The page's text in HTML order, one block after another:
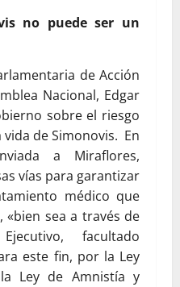
no puede ser un
de Acción
Nacional, Edgar
sobre el riesgo
de Simonovis. En
a Miraflores,
vías para garantizar
médico que
«bien sea a través de
facultado
este fin, por la Ley
Ley de Amnistía y